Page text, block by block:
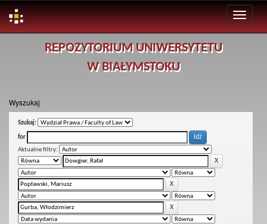
REPOZYTORIUM UNIWERSYTETU
W BIAŁYMSTOKU
Wyszukaj
Szukaj:
for
Aktualne filtry: